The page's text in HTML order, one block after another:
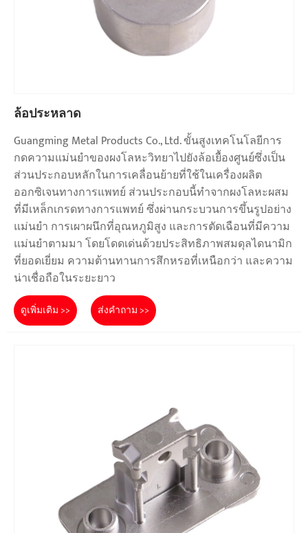
ล้อประหลาด
Guangming Metal Products Co., Ltd. ขั้นสูงเทคโนโลยีการ
กดความแม่นยำของผงโลหะวิทยาไปยังล้อเยื้องศูนย์ซึ่งเป็น
ส่วนประกอบหลักในการเคลื่อนย้ายที่ใช้ในเครื่องผลิต
ออกซิเจนทางการแพทย์ ส่วนประกอบนี้ทำจากผงโลหะผสม
ที่มีเหล็กเกรดทางการแพทย์ ซึ่งผ่านกระบวนการขึ้นรูปอย่าง
แม่นยำ การเผาผนึกที่อุณหภูมิสูง และการตัดเฉือนที่มีความ
แม่นยำตามมา โดยโดดเด่นด้วยประสิทธิภาพสมดุลไดนามิก
ที่ยอดเยี่ยม ความต้านทานการสึกหรอที่เหนือกว่า และความ
น่าเชื่อถือในระยะยาว
ดูเพิ่มเติม >> ส่งคำถาม >>